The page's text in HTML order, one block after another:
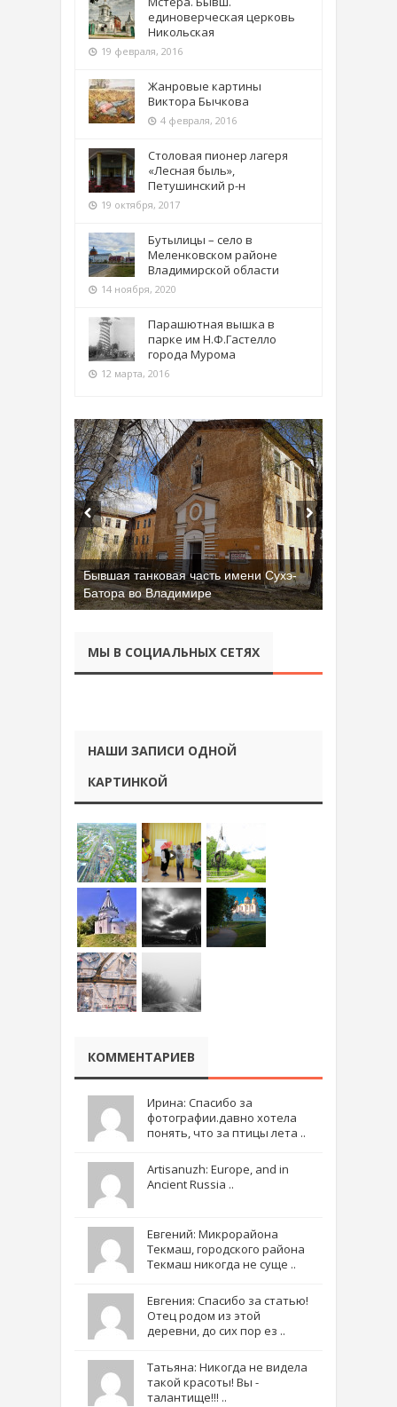
единоверческая церковь
Никольская
19 февраля, 2016
Жанровые картины
Виктора Бычкова
4 февраля, 2016
Столовая пионер лагеря
«Лесная быль»,
Петушинский р-н
19 октября, 2017
Бутылицы – село в
Меленковском районе
Владимирской области
14 ноября, 2020
Парашютная вышка в
парке им Н.Ф.Гастелло
города Мурома
12 марта, 2016
Бывшая танковая часть имени Сухэ-
Батора во Владимире
МЫ В СОЦИАЛЬНЫХ СЕТЯХ
НАШИ ЗАПИСИ ОДНОЙ
КАРТИНКОЙ
КОММЕНТАРИЕВ
Ирина: Спасибо за
фотографии.давно хотела
понять, что за птицы лета ..
Artisanuzh: Europe, and in
Ancient Russia ..
Евгений: Микрорайона
Текмаш, городского района
Текмаш никогда не суще ..
Евгения: Спасибо за статью!
Отец родом из этой
деревни, до сих пор ез ..
Татьяна: Никогда не видела
такой красоты! Вы -
талантище!!! ..